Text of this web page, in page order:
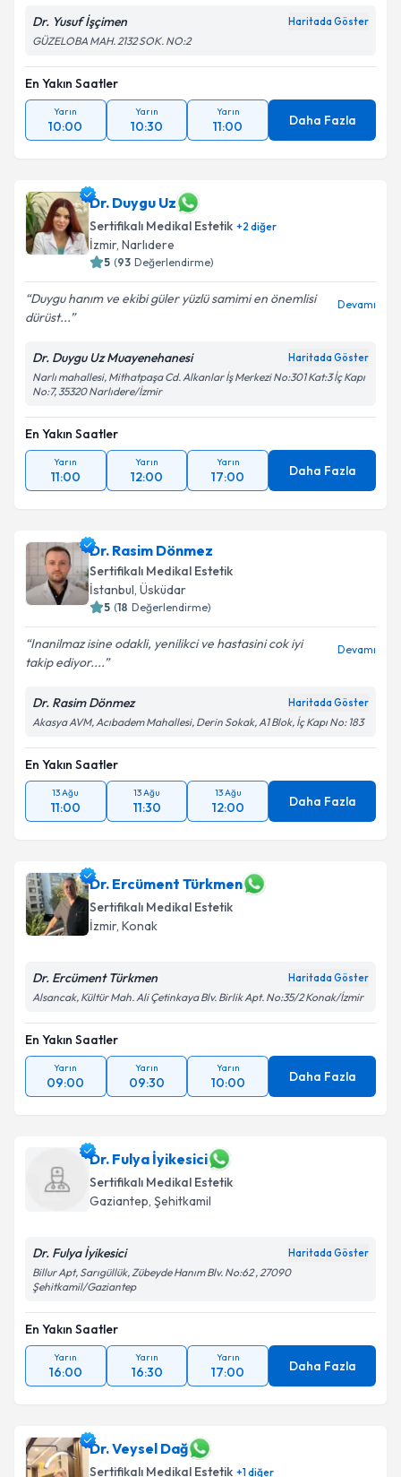
Dr. Yusuf İşçimen Haritada Göster
GÜZELOBA MAH. 2132 SOK. NO:2
En Yakın Saatler
Yarın
10:00
Yarın
10:30
Yarın
11:00 Daha Fazla
Dr. Duygu Uz
Sertifikalı Medikal Estetik +2 diğer
İzmir, Narlıdere
5 (93 Değerlendirme)
Duygu hanım ve ekibi güler yüzlü samimi en önemlisi
dürüst...
Devamı
Dr. Duygu Uz Muayenehanesi Haritada Göster
Narlı mahallesi, Mithatpaşa Cd. Alkanlar İş Merkezi No:301 Kat:3 İç Kapı
No:7, 35320 Narlıdere/İzmir
En Yakın Saatler
Yarın
11:00
Yarın
12:00
Yarın
17:00 Daha Fazla
Dr. Rasim Dönmez
Sertifikalı Medikal Estetik
İstanbul, Üsküdar
5 (18 Değerlendirme)
Inanilmaz isine odakli, yenilikci ve hastasini cok iyi
takip ediyor....
Devamı
Dr. Rasim Dönmez Haritada Göster
Akasya AVM, Acıbadem Mahallesi, Derin Sokak, A1 Blok, İç Kapı No: 183
En Yakın Saatler
13 Ağu
11:00
13 Ağu
11:30
13 Ağu
12:00 Daha Fazla
Dr. Ercüment Türkmen
Sertifikalı Medikal Estetik
İzmir, Konak
Dr. Ercüment Türkmen Haritada Göster
Alsancak, Kültür Mah. Ali Çetinkaya Blv. Birlik Apt. No:35/2 Konak/İzmir
En Yakın Saatler
Yarın
09:00
Yarın
09:30
Yarın
10:00 Daha Fazla
Dr. Fulya İyikesici
Sertifikalı Medikal Estetik
Gaziantep, Şehitkamil
Dr. Fulya İyikesici Haritada Göster
Billur Apt, Sarıgüllük, Zübeyde Hanım Blv. No:62 , 27090
Şehitkamil/Gaziantep
En Yakın Saatler
Yarın
16:00
Yarın
16:30
Yarın
17:00 Daha Fazla
Dr. Veysel Dağ
Sertifikalı Medikal Estetik +1diğer